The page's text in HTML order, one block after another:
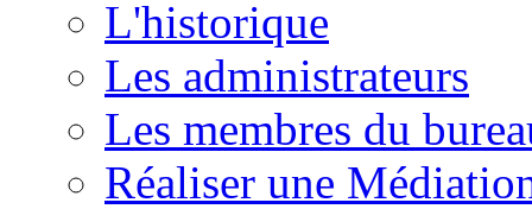
L'historique
Les administrateurs
Les membres du
Réaliser une